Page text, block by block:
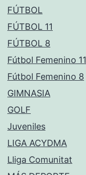
FÚTBOL
FÚTBOL 11
FÚTBOL 8
Fútbol Femenino 11
Fútbol Femenino 8
GIMNASIA
GOLF
Juveniles
LIGA ACYDMA
Lliga Comunitat